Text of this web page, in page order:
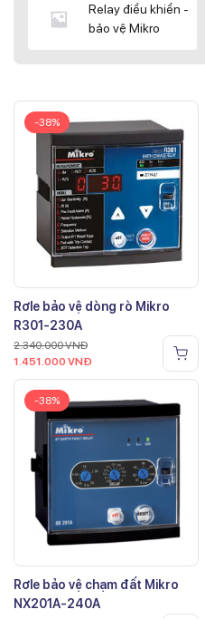
Relay điều khiển -
bảo vệ Mikro
-38%
Rơle bảo vệ dòng rò Mikro
R301-230A
2.340.000VNĐ
1.451.000 VNĐ
-38%
Rơle bảo vệ chạm đất Mikro
NX201A-240A